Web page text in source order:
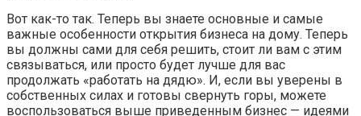
Вот как-то так. Теперь вы знаете основные и самые
важные особенности открытия бизнеса на дому. Теперь
вы должны сами для себя решить, стоит ли вам с этим
связываться, или просто будет лучше для вас
продолжать «работать на дядю». И, если вы уверены в
собственных силах и готовы свернуть горы, можете
воспользоваться выше приведенным бизнес — идеями